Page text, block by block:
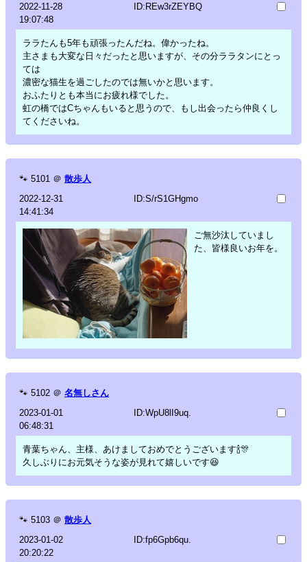
2022-11-28
19:07:48
ID:REw3rZEYBQ
ララたんも5年も頑張ったんだね。偉かったね。
主さまも大変な日々だったと思いますが、その分ララタンにとっ
ては
濃密な猫生を過ごしたのでは無いかと思います。
おふたりとも本当にお疲れ様でした。
虹の橋ではCちゃんもいると思うので、もし出会ったら仲良くし
てくださいね。
🐾 5101 ＠ 散歩人
2022-12-31
14:41:34
ID:S/rS1GHgmo
ご無沙汰していまし
た、皆様良いお年を。
🐾 5102 ＠ 名無しさん
2023-01-01
06:48:31
ID:WpU8lI9uq.
青葉ちゃん、主様、あけましておめでとうございます🍾🎊
久しぶりにお元気そうな姿が見れて嬉しいです😆
🐾 5103 ＠ 散歩人
2023-01-02
20:20:22
ID:fp6Gpb6qu.